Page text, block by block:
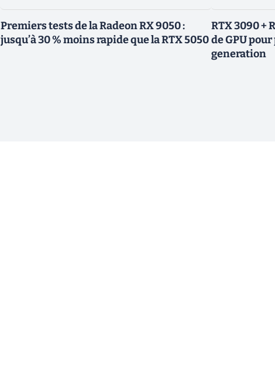
Premiers tests de la Radeon RX 9050 :
jusqu’à 30 % moins rapide que la RTX 5050
RTX 3090 +
de GPU
generation